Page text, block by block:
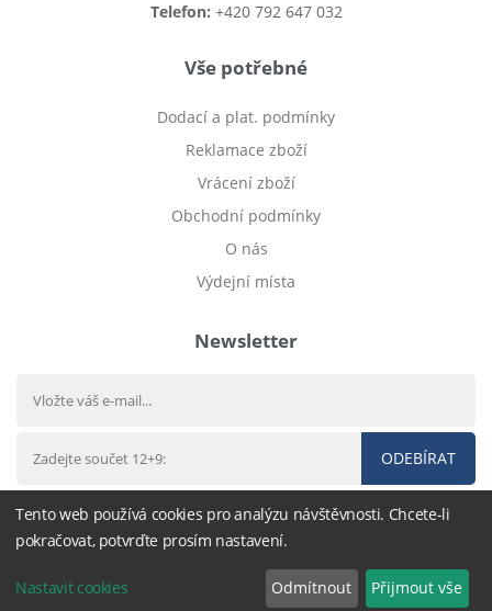
Telefon: +420 792 647 032
Vše potřebné
Dodací a plat. podmínky
Reklamace zboží
Vrácení zboží
Obchodní podmínky
O nás
Výdejní místa
Newsletter
ODEBÍRAT
© 2012 - 2026 Dětské povlečení - nastavení cookies
Tento web používá cookies pro analýzu návštěvnosti. Chcete-li
pokračovat, potvrďte prosím nastavení.
Nastavit cookies Odmítnout Přijmout vše